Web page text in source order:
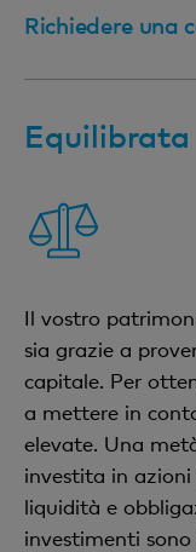
Richiedere una
Equilibrata
Il vostro
sia grazie a
capitale. Per
a mettere in
elevate. Una
investita in
liquidità e
investimenti sono